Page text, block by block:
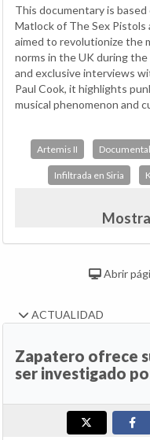
This documentary is
Matlock of The Sex
aimed to revolutionize the
norms in the UK during
and exclusive interviews
Paul Cook, it highlights
musical phenomenon and
Artemis II
Infiltrada en Siria
Abrir
ACTUALIDAD
Zapatero ofrece
ser investigado